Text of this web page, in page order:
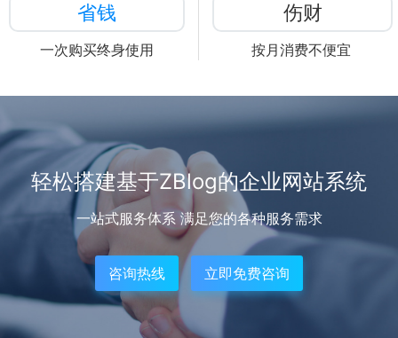
省钱
一次购买终身使用
伤财
按月消费不便宜
轻松搭建基于ZBlog的企业网站系统
一站式服务体系 满足您的各种服务需求
咨询热线 立即免费咨询